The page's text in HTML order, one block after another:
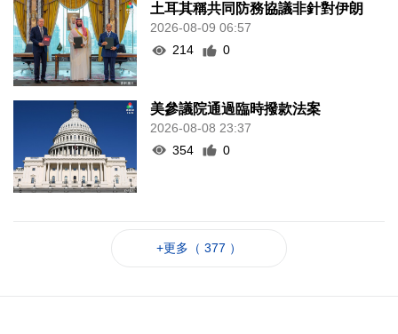
土耳其稱共同防務協議非針對伊朗
2026-08-09 06:57
214
0
美參議院通過臨時撥款法案
2026-08-08 23:37
354
0
+更多（ 377 ）